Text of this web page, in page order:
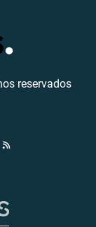
reservados
Discover